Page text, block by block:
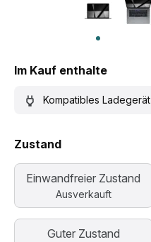
Im Kauf enthalte
Kompatibles Ladegerät
Zustand
Einwandfreier Zustand
Ausverkauft
Guter Zustand